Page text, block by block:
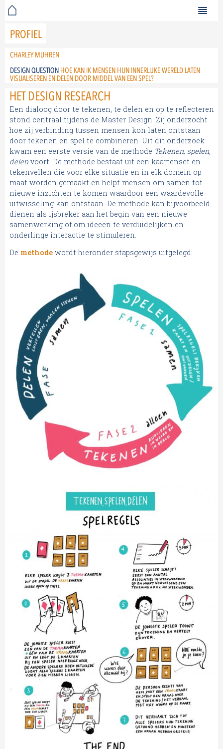
PROFIEL
CHARLEY MUHREN
DESIGN QUESTION HOE KAN IK MENSEN HUN INNERLIJKE WERELD LATEN
VISUALISEREN EN DELEN DOOR MIDDEL VAN EEN SPEL?
HET DESIGN RESEARCH
Een dialoog door te tekenen, te delen en op te reflecteren
stond centraal tijdens de Master Design. Zij onderzocht
hoe zij verbinding tussen mensen kon laten ontstaan
door tekenen en spel te combineren. Uit dit onderzoek
kwam een eerste versie van de methode Tekenen, spelen,
delen voort. De methode bestaat uit een kaartenset en
tekenvellen die voor elke situatie en in elk domein op
maat worden gemaakt en helpt mensen om samen tot
nieuwe inzichten te komen waardoor een waardevolle
uitwisseling kan ontstaan. De methode kan bijvoorbeeld
dienen als ijsbreker aan het begin van een nieuwe
samenwerking of om ideeën te verduidelijken en
onderlinge interactie te stimuleren.
De methode wordt hieronder stapsgewijs uitgelegd: